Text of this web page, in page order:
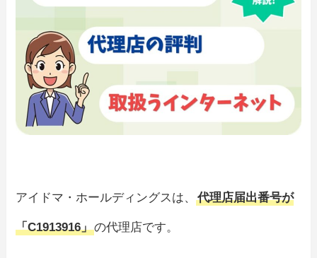
アイドマ・ホールディングスは、代理店届出番号が
「C1913916」の代理店です。